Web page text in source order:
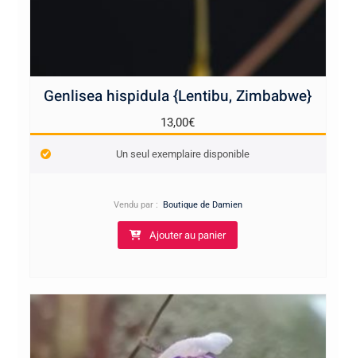
Genlisea hispidula {Lentibu, Zimbabwe}
13,00€
Un seul exemplaire disponible
Vendu par : Boutique de Damien
Ajouter au panier